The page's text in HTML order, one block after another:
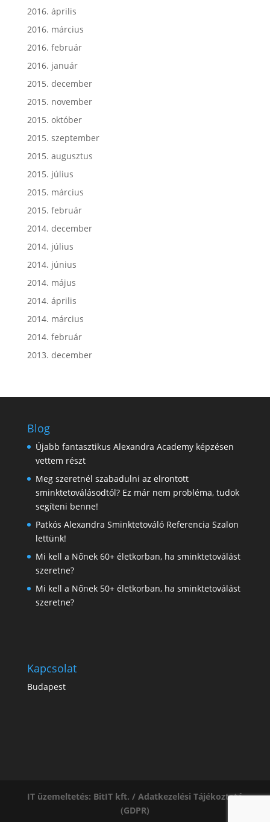
2016. április
2016. március
2016. február
2016. január
2015. december
2015. november
2015. október
2015. szeptember
2015. augusztus
2015. július
2015. március
2015. február
2014. december
2014. július
2014. június
2014. május
2014. április
2014. március
2014. február
2013. december
Blog
Újabb fantasztikus Alexandra Academy képzésen
vettem részt
Meg szeretnél szabadulni az elrontott
sminktetoválásodtól? Ez már nem probléma, tudok
segíteni benne!
Patkós Alexandra Sminktetováló Referencia Szalon
lettünk!
Mi kell a Nőnek 60+ életkorban, ha sminktetoválást
szeretne?
Mi kell a Nőnek 50+ életkorban, ha sminktetoválást
szeretne?
Kapcsolat
Budapest
IT üzemeltetés: BitIT kft. / Adatkezelési Tájékoztató
(GDPR)